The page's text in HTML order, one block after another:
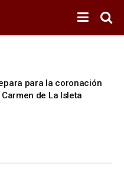
para la coronación
de La Isleta